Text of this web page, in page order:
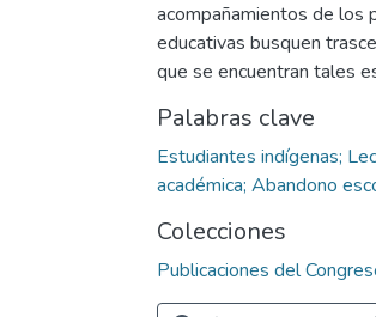
acompañamientos de los
educativas busquen
que se encuentran tales
Palabras clave
Estudiantes indígenas;
académica; Abandono
Colecciones
Publicaciones del